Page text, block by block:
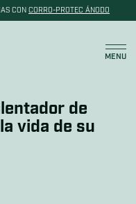
CON CORRO-PROTEC ÁNODO
CarritoMENU
de
vida de su